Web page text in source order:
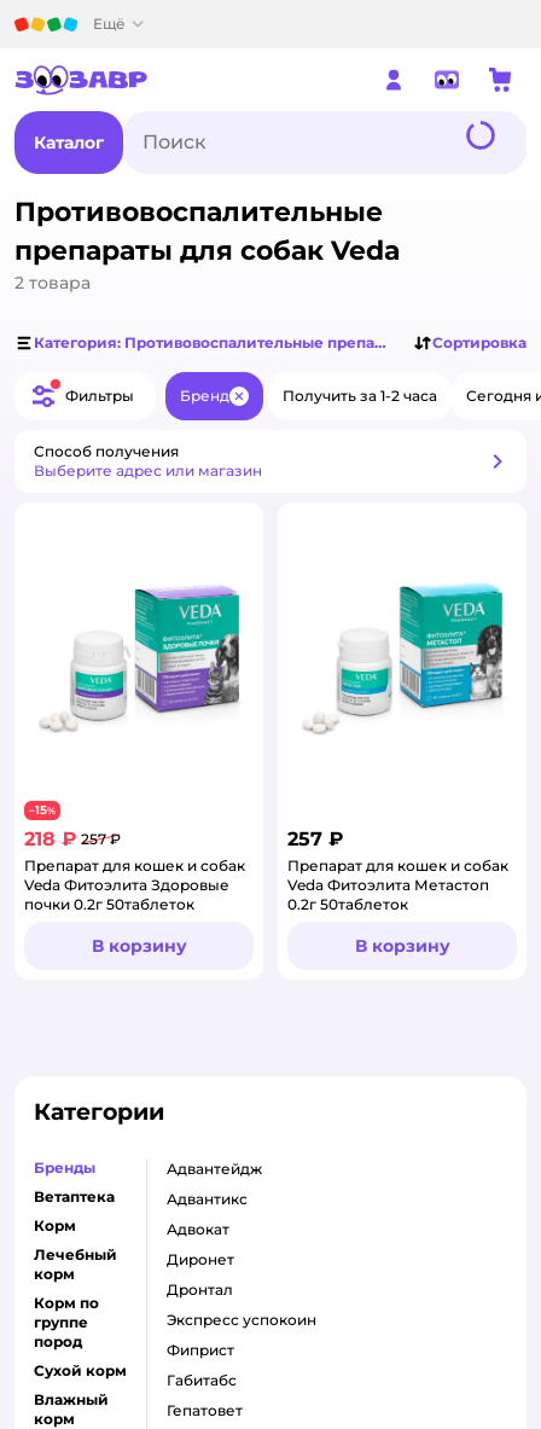
Ещё
Каталог
Противовоспалительные
препараты для собак Veda
2 товара
Категория: Противовоспалительные препараты для собак
Сортировка
Фильтры Бренд ЗакрытьПолучить за 1-2 часа Сегодня
Способ получения
Выберите адрес или магазин
−15%
218 ₽ 257 ₽
Препарат для кошек и собак
Veda Фитоэлита Здоровые
почки 0.2г 50таблеток
В корзину
257 ₽
Препарат для кошек и собак
Veda Фитоэлита Метастоп
0.2г 50таблеток
В корзину
Категории
Бренды
Ветаптека
Корм
Лечебный
корм
Корм по
группе
пород
Сухой корм
Влажный
корм
адвантейдж
адвантикс
адвокат
диронет
дронтал
экспресс успокоин
фиприст
габитабс
гепатовет